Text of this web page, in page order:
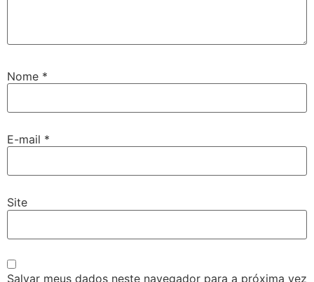
Nome *
E-mail *
Site
Salvar meus dados neste navegador para a próxima vez